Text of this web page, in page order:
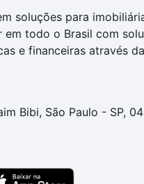
soluções para
em todo o Brasil com
e financeiras através
Bibi, São Paulo - SP,